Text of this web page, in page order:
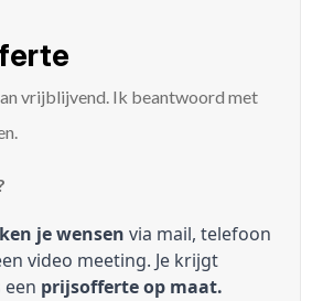
vrijblijvend. Ik beantwoord met
je wensen via mail, telefoon
video meeting. Je krijgt
prijsofferte op maat.